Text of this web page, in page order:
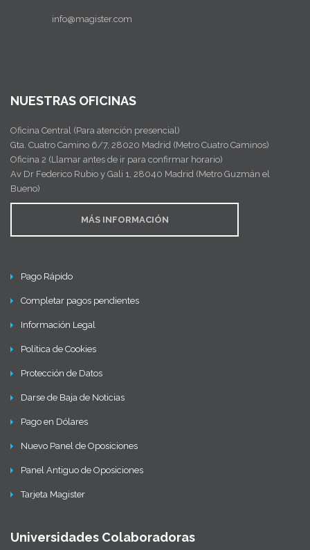
info@magister.com
NUESTRAS OFICINAS
Oficina Central (Para atención presencial)
Gta. Cuatro Camino 6/7, 28020 Madrid (Metro Cuatro Caminos)
Oficina 2 (Llamar antes de ir para confirmar horario)
Av Dr Federico Rubio y Gali 1, 28040 Madrid (Metro Guzmán el
Bueno)
MÁS INFORMACIÓN
Pago Rápido
Completar pagos pendientes
Información Legal
Política de Cookies
Protección de Datos
Darse de Baja de Noticias
Pago en Dólares
Nuevo Panel de Oposiciones
Panel Antiguo de Oposiciones
Tarjeta Magister
Universidades Colaboradoras